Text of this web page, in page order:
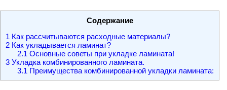
Содержание
1 Как рассчитываются расходные материалы?
2 Как укладывается ламинат?
2.1 Основные советы при укладке ламината!
3 Укладка комбинированного ламината.
3.1 Преимущества комбинированной укладки ламината: